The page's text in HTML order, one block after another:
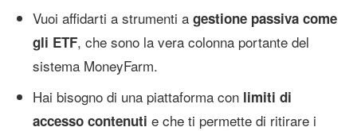
Vuoi affidarti a strumenti a gestione passiva come
gli ETF, che sono la vera colonna portante del
sistema MoneyFarm.
Hai bisogno di una piattaforma con limiti di
accesso contenuti e che ti permette di ritirare i